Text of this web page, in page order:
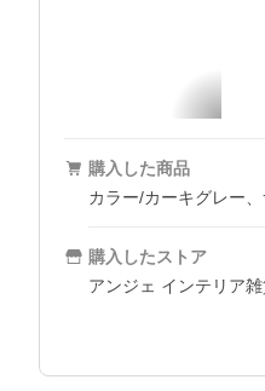
購入した商品
カラー/カーキグレー
購入したストア
アンジェ インテリア